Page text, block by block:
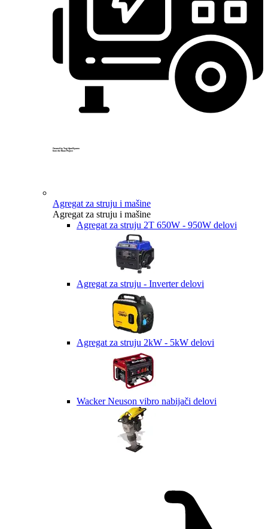
Created by Yogi Aprelliyanto
from the Noun Project
Agregat za struju i mašine
Agregat za struju i mašine
Agregat za struju 2T 650W - 950W delovi
Agregat za struju - Inverter delovi
Agregat za struju 2kW - 5kW delovi
Wacker Neuson vibro nabijači delovi